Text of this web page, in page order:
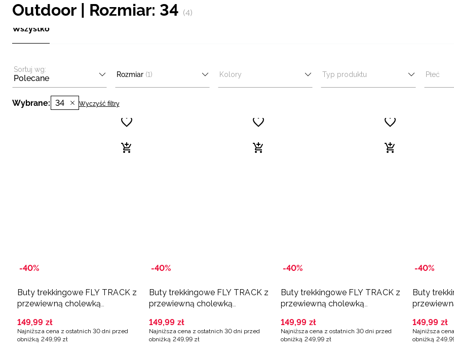
Outdoor | Rozmiar: 34 (4)
Wszystko
Sortuj wg:
Polecane Rozmiar (1) Kolory Typ produktu Płeć
Wybrane: 34 Wyczyść filtry
-40%
Buty trekkingowe FLY TRACK z
przewiewną cholewką
149,99 zł
Najniższa cena z ostatnich 30 dni przed
obniżką 249,99 zł
-40%
Buty trekkingowe FLY TRACK z
przewiewną cholewką
149,99 zł
Najniższa cena z ostatnich 30 dni przed
obniżką 249,99 zł
-40%
Buty trekkingowe FLY TRACK z
przewiewną cholewką
149,99 zł
Najniższa cena z ostatnich 30 dni przed
obniżką 249,99 zł
-40%
Buty
149,99 zł
Najniższa
obniżką 249,